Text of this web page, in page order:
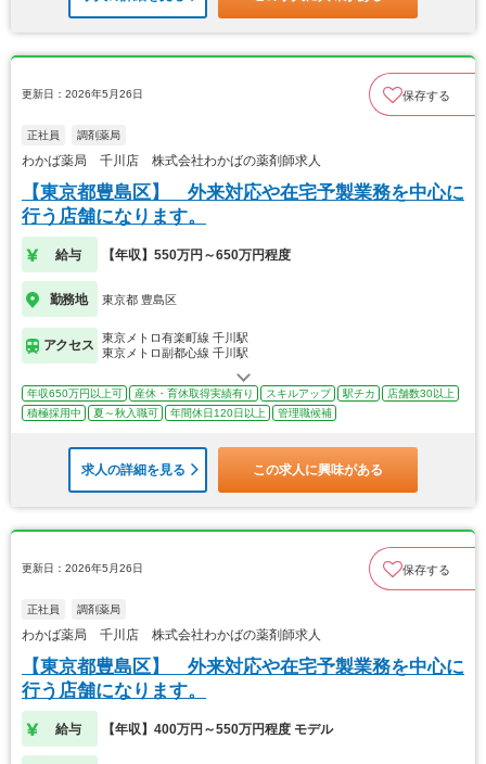
更新日：2026年5月26日 保存する
正社員 調剤薬局
わかば薬局 千川店 株式会社わかばの薬剤師求人
【東京都豊島区】 外来対応や在宅予製業務を中心に
行う店舗になります。
給与 【年収】550万円～650万円程度
勤務地 東京都 豊島区
アクセス
東京メトロ有楽町線 千川駅
東京メトロ副都心線 千川駅
年収650万円以上可 産休・育休取得実績有り スキルアップ 駅チカ
店舗数30以上
積極採用中
夏～秋入職可 年間休日120日以上 管理職候補
求人の詳細を見る この求人に興味がある
更新日：2026年5月26日 保存する
正社員 調剤薬局
わかば薬局 千川店 株式会社わかばの薬剤師求人
【東京都豊島区】 外来対応や在宅予製業務を中心に
行う店舗になります。
給与 【年収】400万円～550万円程度 モデル